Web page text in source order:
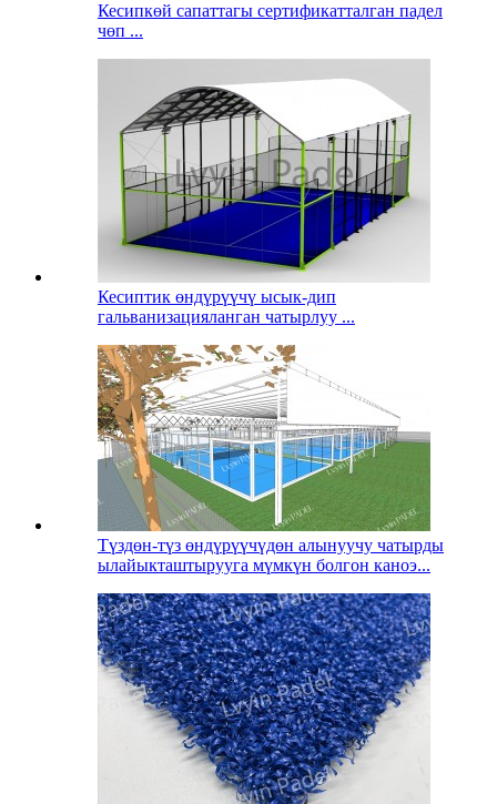
Кесипкөй сапаттагы сертификатталган падел
чөп ...
Кесиптик өндүрүүчү ысык-дип
гальванизацияланган чатырлуу ...
Түздөн-түз өндүрүүчүдөн алынуучу чатырды
ылайыкташтырууга мүмкүн болгон каноэ...